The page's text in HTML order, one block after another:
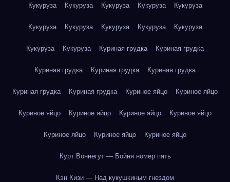
Кукуруза Кукуруза Кукуруза Кукуруза Кукуруза
Кукуруза Кукуруза Кукуруза Кукуруза Кукуруза
Кукуруза Кукуруза Куриная грудка Куриная грудка
Куриная грудка Куриная грудка Куриная грудка
Куриная грудка Куриная грудка Куриное яйцо Куриное яйцо
Куриное яйцо Куриное яйцо Куриное яйцо Куриное яйцо
Куриное яйцо Куриное яйцо Куриное яйцо
Курт Воннегут — Бойня номер пять
Кэн Кизи — Над кукушкиным гнездом